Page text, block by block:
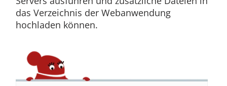
das Verzeichnis der Webanwendung
hochladen können.